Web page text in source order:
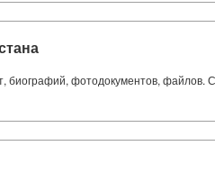
биографий, фотодокументов,